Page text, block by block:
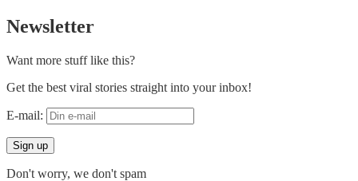
Newsletter
Want more stuff like this?
Get the best viral stories straight into your inbox!
E-mail:
Don't worry, we don't spam